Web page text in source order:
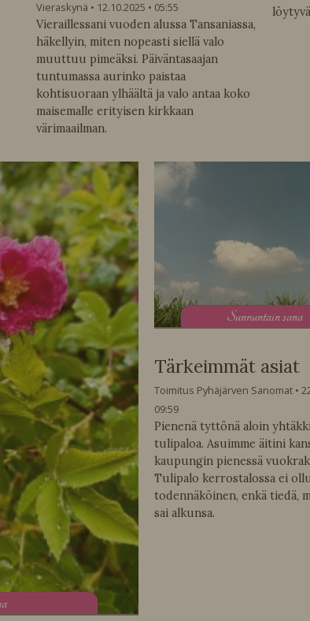
Vieraskynä 12.10.2025
05:55
Vieraillessani vuoden alussa Tansaniassa,
häkellyin, miten nopeasti siellä valo
muuttuu pimeäksi. Päiväntasaajan
tuntumassa aurinko paistaa
kohtisuoraan ylhäältä ja valo antaa koko
maisemalle erityisen kirkkaan
värimaailman.
Sunnuntain sana
Tärkeimmät asiat
Toimitus Pyhäjärven Sanomat
09:59
Pienenä tyttönä aloin
tulipaloa. Asuimme äitini
kaupungin pienessä
Tulipalo kerrostalossa ei
todennäköinen, enkä tiedä,
sai alkunsa.